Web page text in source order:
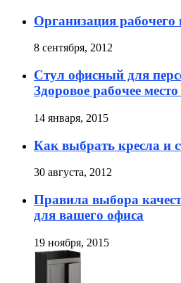
Организация рабочего
8 сентября, 2012
Стул офисный для
Здоровое рабочее
14 января, 2015
Как выбрать кресла и
30 августа, 2012
Правила выбора
для вашего офиса
19 ноября, 2015